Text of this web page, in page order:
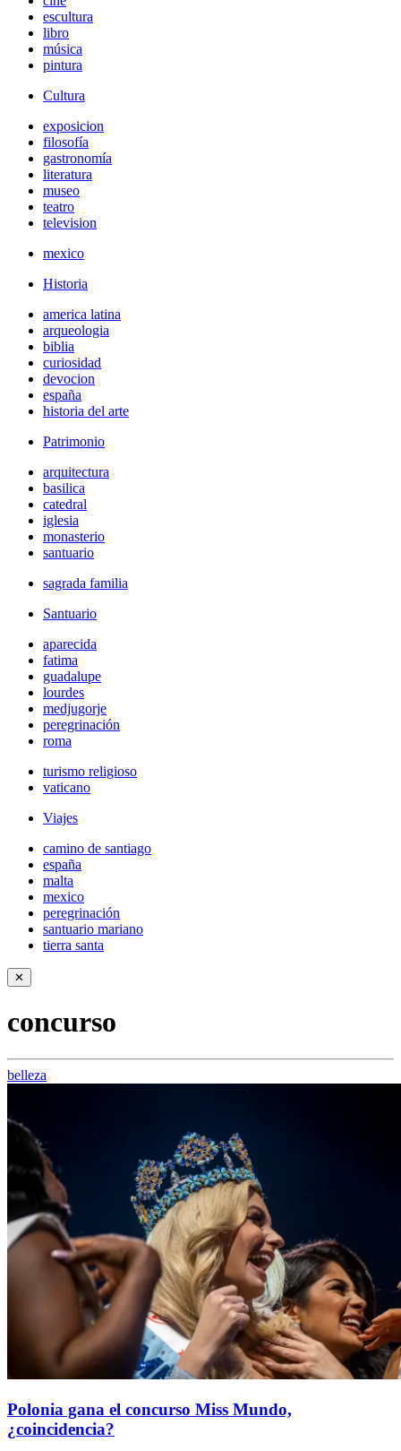
escultura
libro
música
pintura
Cultura
exposicion
filosofía
gastronomía
literatura
museo
teatro
television
mexico
Historia
america latina
arqueologia
biblia
curiosidad
devocion
españa
historia del arte
Patrimonio
arquitectura
basilica
catedral
iglesia
monasterio
santuario
sagrada familia
Santuario
aparecida
fatima
guadalupe
lourdes
medjugorje
peregrinación
roma
turismo religioso
vaticano
Viajes
camino de santiago
españa
malta
mexico
peregrinación
santuario mariano
tierra santa
✕
concurso
belleza
Polonia gana el concurso Miss Mundo,
¿coincidencia?